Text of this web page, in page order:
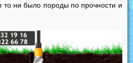
то ни было породы по прочности и